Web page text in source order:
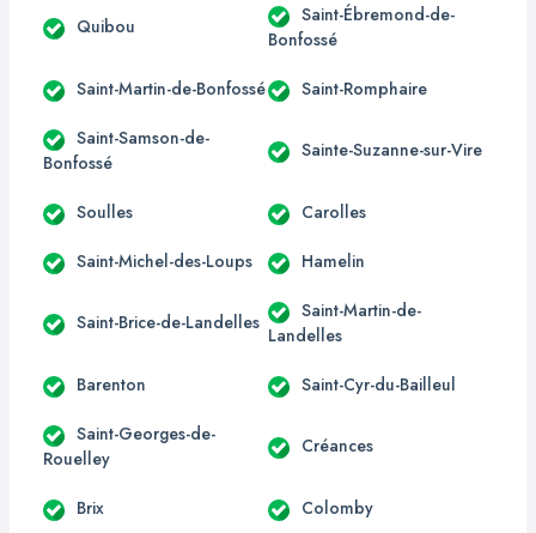
Quibou
Saint-Ébremond-de-
Bonfossé
Saint-Martin-de-Bonfossé Saint-Romphaire
Saint-Samson-de-
Bonfossé
Sainte-Suzanne-sur-Vire
Soulles Carolles
Saint-Michel-des-Loups Hamelin
Saint-Brice-de-Landelles
Saint-Martin-de-
Landelles
Barenton Saint-Cyr-du-Bailleul
Saint-Georges-de-
Rouelley
Créances
Brix Colomby